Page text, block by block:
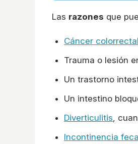
Las razones que
Cáncer colorrectal
Trauma o lesión
Un trastorno
Un intestino
Diverticulitis,
Incontinencia